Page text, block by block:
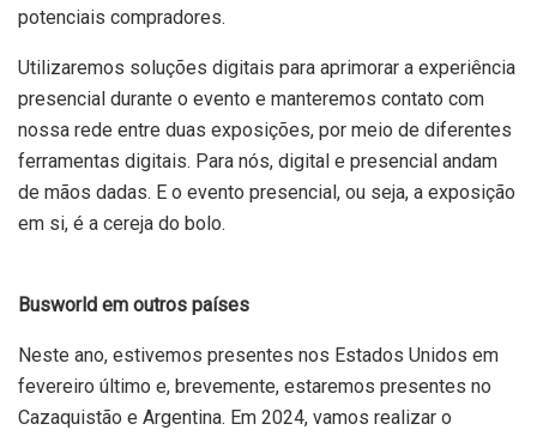
potenciais compradores.
Utilizaremos soluções digitais para aprimorar a experiência
presencial durante o evento e manteremos contato com
nossa rede entre duas exposições, por meio de diferentes
ferramentas digitais. Para nós, digital e presencial andam
de mãos dadas. E o evento presencial, ou seja, a exposição
em si, é a cereja do bolo.
Busworld em outros países
Neste ano, estivemos presentes nos Estados Unidos em
fevereiro último e, brevemente, estaremos presentes no
Cazaquistão e Argentina. Em 2024, vamos realizar o